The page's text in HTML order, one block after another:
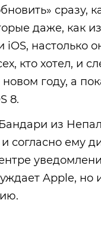
сразу,
даже, как
настолько
кто хотел, и
году, а
8.
из
согласно ему
Apple, но